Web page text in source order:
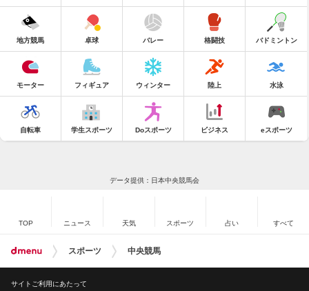
地方競馬 卓球 バレー 格闘技 バドミントン
モーター フィギュア ウィンター 陸上 水泳
自転車 学生スポーツ Doスポーツ ビジネス eスポーツ
データ提供：日本中央競馬会
TOP ニュース 天気 スポーツ 占い すべて
スポーツ 中央競馬
サイトご利用にあたって